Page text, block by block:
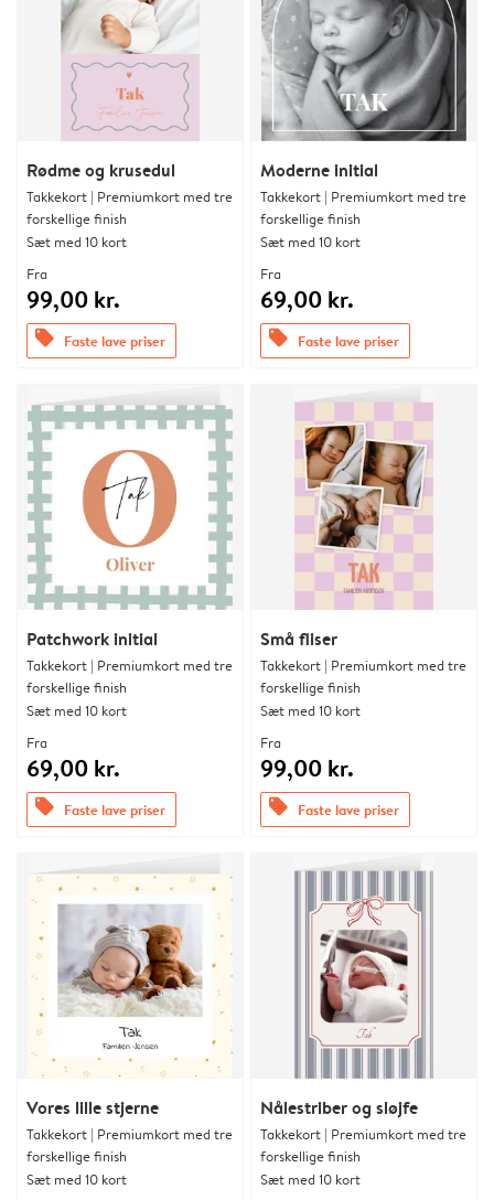
Rødme og krusedul
Takkekort | Premiumkort med tre
forskellige finish
Sæt med 10 kort
Fra
99,00 kr.
offers Faste lave priser
Moderne initial
Takkekort | Premiumkort med tre
forskellige finish
Sæt med 10 kort
Fra
69,00 kr.
offers Faste lave priser
Patchwork initial
Takkekort | Premiumkort med tre
forskellige finish
Sæt med 10 kort
Fra
69,00 kr.
offers Faste lave priser
Små fliser
Takkekort | Premiumkort med tre
forskellige finish
Sæt med 10 kort
Fra
99,00 kr.
offers Faste lave priser
Vores lille stjerne
Takkekort | Premiumkort med tre
forskellige finish
Sæt med 10 kort
Nålestriber og sløjfe
Takkekort | Premiumkort med tre
forskellige finish
Sæt med 10 kort